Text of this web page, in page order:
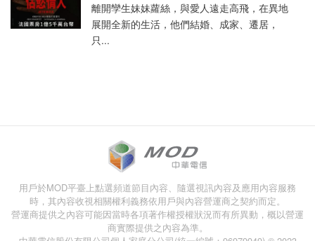
離開孿生妹妹蘿絲，與愛人遠走高飛，在異地
展開全新的生活，他們結婚、成家、遷居，
只...
用戶於MOD平臺上點選頻道節目內容、隨選視訊內容及應用內容服務
時，其內容收視相關權利義務依用戶與內容營運商之契約而定。
營運商提供之內容可能因當時各項著作權授權狀況而有所異動，概以營運
商實際提供之內容為準。